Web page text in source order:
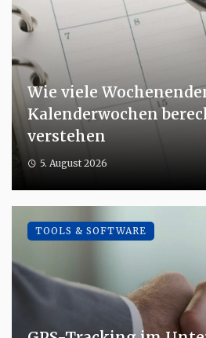
Wie viele
Kalenderwochen
verstehen
5. August 2026
TOOLS & SOFTWARE